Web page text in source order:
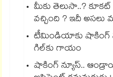
మీకు తెలుసా..? కూకట్
వచ్చింది ? ఇదీ అసలు
టీమిండియాకు షాకింగ్
గిల్‎కు గాయం
షాకింగ్ న్యూస్..